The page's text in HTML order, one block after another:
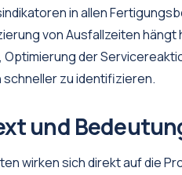
in allen
von Ausfallzeiten
, Optimierung der
schneller zu identifizieren.
und
wirken sich direkt auf die